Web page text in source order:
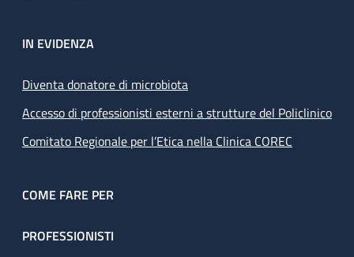
IN EVIDENZA
Diventa donatore di microbiota
Accesso di professionisti esterni a strutture del Policlinico
Comitato Regionale per l’Etica nella Clinica COREC
COME FARE PER
PROFESSIONISTI